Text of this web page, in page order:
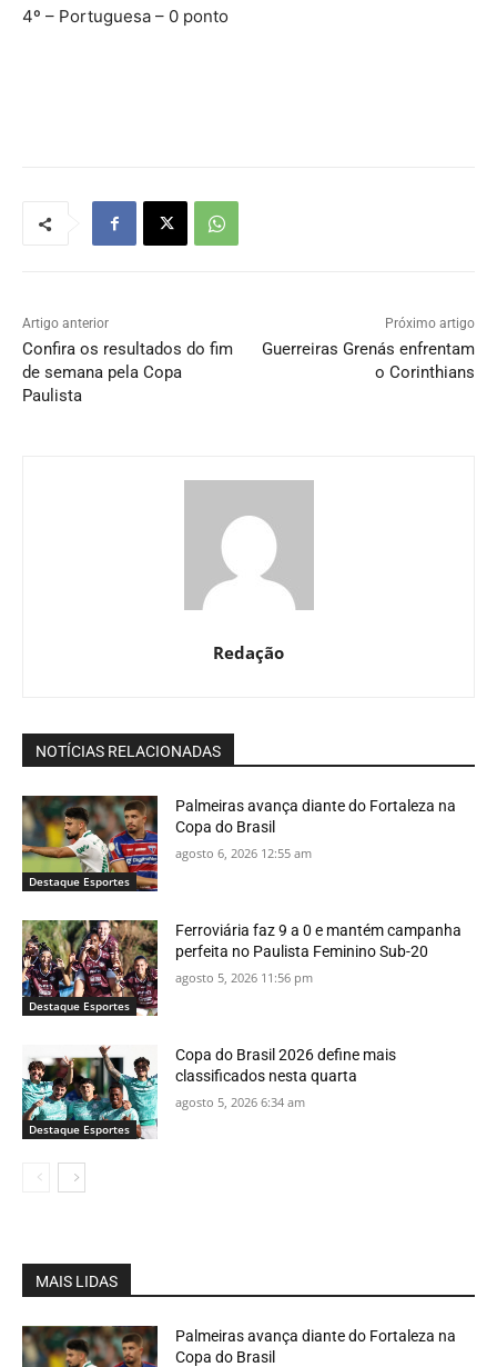
4º – Portuguesa – 0 ponto
Artigo anterior
Confira os resultados do fim
de semana pela Copa
Paulista
Próximo artigo
Guerreiras Grenás enfrentam
o Corinthians
Redação
NOTÍCIAS RELACIONADAS
Destaque Esportes
Palmeiras avança diante do Fortaleza na
Copa do Brasil
agosto 6, 2026 12:55 am
Destaque Esportes
Ferroviária faz 9 a 0 e mantém campanha
perfeita no Paulista Feminino Sub-20
agosto 5, 2026 11:56 pm
Destaque Esportes
Copa do Brasil 2026 define mais
classificados nesta quarta
agosto 5, 2026 6:34 am
MAIS LIDAS
Palmeiras avança diante do Fortaleza na
Copa do Brasil